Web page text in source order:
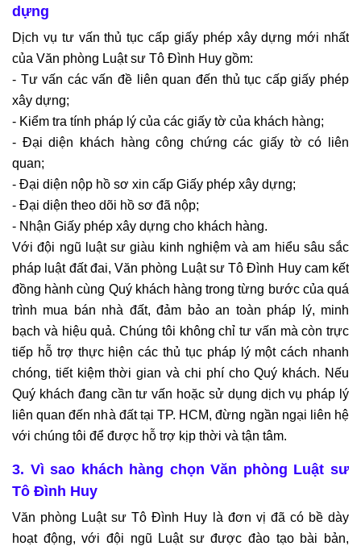
dựng
Dịch vụ tư vấn thủ tục cấp giấy phép xây dựng mới nhất
của Văn phòng Luật sư Tô Đình Huy gồm:
- Tư vấn các vấn đề liên quan đến thủ tục cấp giấy phép
xây dựng;
- Kiểm tra tính pháp lý của các giấy tờ của khách hàng;
- Đại diện khách hàng công chứng các giấy tờ có liên
quan;
- Đại diện nộp hồ sơ xin cấp Giấy phép xây dựng;
- Đại diện theo dõi hồ sơ đã nộp;
- Nhận Giấy phép xây dựng cho khách hàng.
Với đội ngũ luật sư giàu kinh nghiệm và am hiểu sâu sắc
pháp luật đất đai, Văn phòng Luật sư Tô Đình Huy cam kết
đồng hành cùng Quý khách hàng trong từng bước của quá
trình mua bán nhà đất, đảm bảo an toàn pháp lý, minh
bạch và hiệu quả. Chúng tôi không chỉ tư vấn mà còn trực
tiếp hỗ trợ thực hiện các thủ tục pháp lý một cách nhanh
chóng, tiết kiệm thời gian và chi phí cho Quý khách. Nếu
Quý khách đang cần tư vấn hoặc sử dụng dịch vụ pháp lý
liên quan đến nhà đất tại TP. HCM, đừng ngần ngại liên hệ
với chúng tôi để được hỗ trợ kịp thời và tận tâm.
3. Vì sao khách hàng chọn Văn phòng Luật sư
Tô Đình Huy
Văn phòng Luật sư Tô Đình Huy là đơn vị đã có bề dày
hoạt động, với đội ngũ Luật sư được đào tạo bài bản,